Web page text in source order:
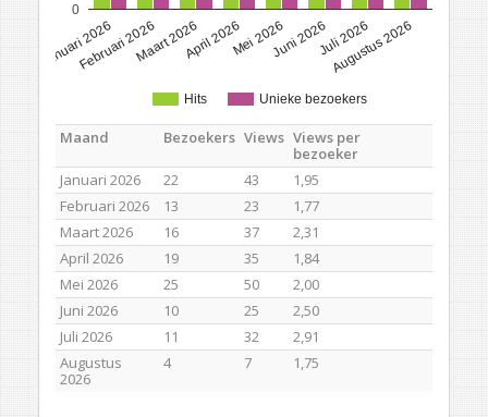
Hits Unieke bezoekers
Januari 2026
Februari 2026Maart 2026April 2026Mei 2026Juni 2026Juli 2026
Augustus 2026
0
Maand Bezoekers Views Views per
bezoeker
Januari 2026
22 43
1,95
Februari 2026
13 23
1,77
Maart 2026
16 37
2,31
April 2026
19 35
1,84
Mei 2026
25 50
2,00
Juni 2026
10 25
2,50
Juli 2026
11 32
2,91
Augustus
2026
4 7 1,75